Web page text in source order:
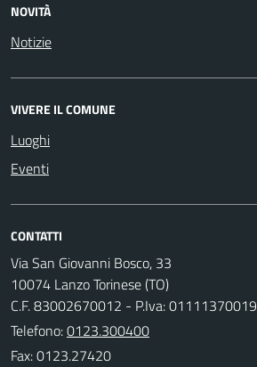
NOVITÀ
Notizie
VIVERE IL COMUNE
Luoghi
Eventi
CONTATTI
Via San Giovanni Bosco, 33
10074 Lanzo Torinese (TO)
C.F. 83002670012 - P.Iva: 01111370019
Telefono:0123.300400
Fax: 0123.27420